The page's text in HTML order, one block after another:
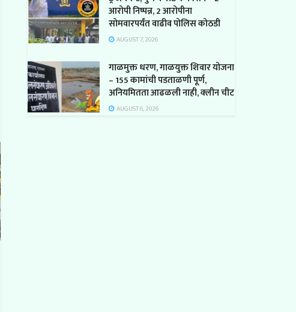
आरोपी निष्पन्न, 2 आरोपीना
सोमवारपर्यंत वाढीव पोलिस कोठडी
AUGUST 7, 2026
गाळमुक्त धरण, गाळयुक्त शिवार योजना
– 155 कामांची पडताळणी पूर्ण,
अनियमितता आढळली नाही, क्लीन चीट
AUGUST 6, 2026